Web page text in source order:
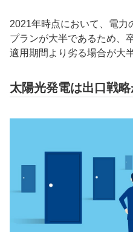
2021年時点において、電力
プランが大半であるため、
適用期間より劣る場合が大
太陽光発電は出口戦